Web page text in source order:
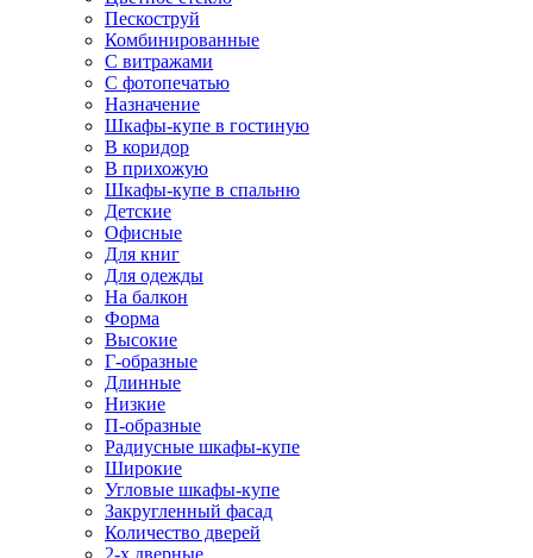
Пескоструй
Комбинированные
С витражами
С фотопечатью
Назначение
Шкафы-купе в гостиную
В коридор
В прихожую
Шкафы-купе в спальню
Детские
Офисные
Для книг
Для одежды
На балкон
Форма
Высокие
Г-образные
Длинные
Низкие
П-образные
Радиусные шкафы-купе
Широкие
Угловые шкафы-купе
Закругленный фасад
Количество дверей
2-х дверные